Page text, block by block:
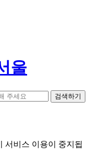
울
검색하기
서비스 이용이 중지됩